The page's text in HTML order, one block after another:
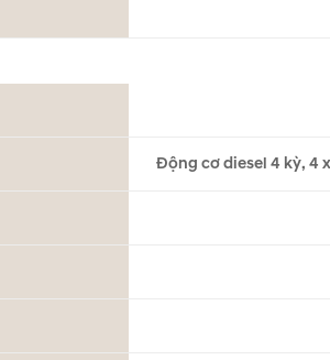
Động cơ diesel 4 kỳ, 4